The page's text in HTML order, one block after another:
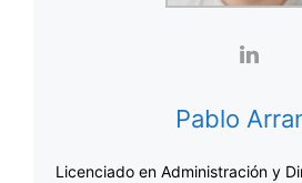
Pablo
Licenciado en Administración y